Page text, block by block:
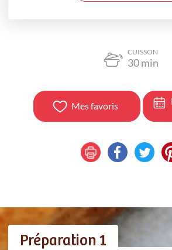
CUISSON
30min
Mes favoris
Préparation 1